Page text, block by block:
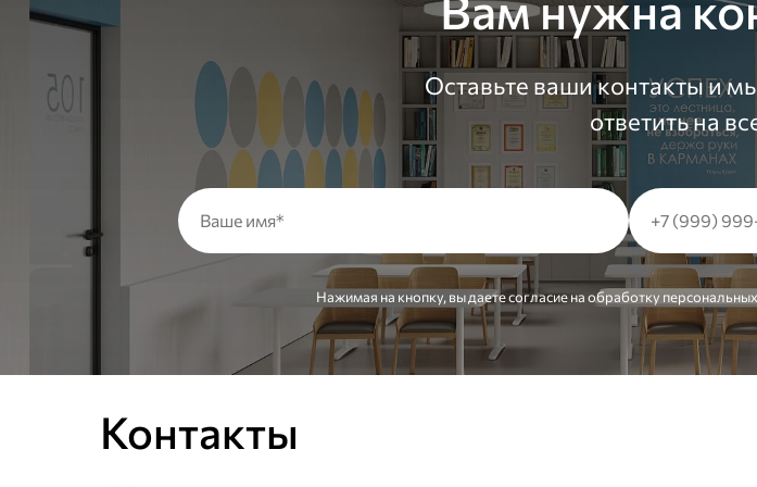
Оставьте ваши контакты и
ответить на
Нажимая на кнопку, вы даете согласие на обработку
Контакты